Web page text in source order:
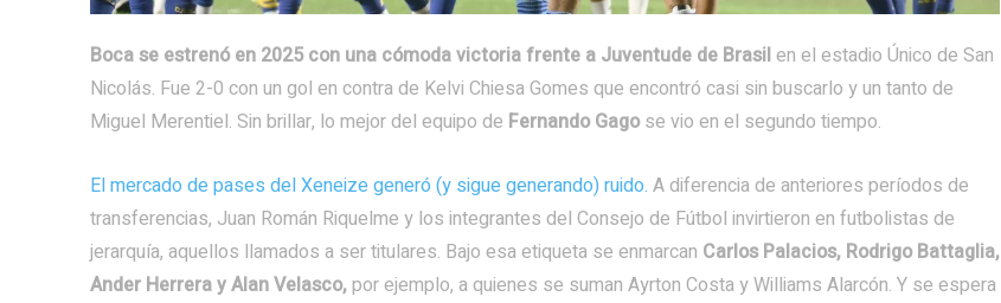
Boca se estrenó en 2025 con una cómoda victoria frente a Juventude de Brasilen el estadio Único de San
Nicolás. Fue 2-0 con un gol en contra de Kelvi Chiesa Gomes que encontró casi sin buscarlo y un tanto de
Miguel Merentiel. Sin brillar, lo mejor del equipo de Fernando Gagose vio en el segundo tiempo.
El mercado de pases del Xeneize generó (y sigue generando) ruido. A diferencia de anteriores períodos de
transferencias, Juan Román Riquelme y los integrantes del Consejo de Fútbol invirtieron en futbolistas de
jerarquía, aquellos llamados a ser titulares. Bajo esa etiqueta se enmarcan Carlos Palacios, Rodrigo Battaglia,
Ander Herrera y Alan Velasco,por ejemplo, a quienes se suman Ayrton Costa y Williams Alarcón. Y se espera